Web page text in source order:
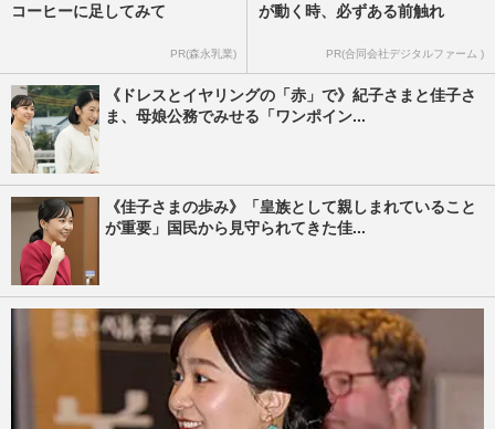
コーヒーに足してみて
PR(森永乳業)
が動く時、必ずある前触れ
PR(合同会社デジタルファーム )
《ドレスとイヤリングの「赤」で》紀子さまと佳子さ
ま、母娘公務でみせる「ワンポイン...
《佳子さまの歩み》「皇族として親しまれていること
が重要」国民から見守られてきた佳...